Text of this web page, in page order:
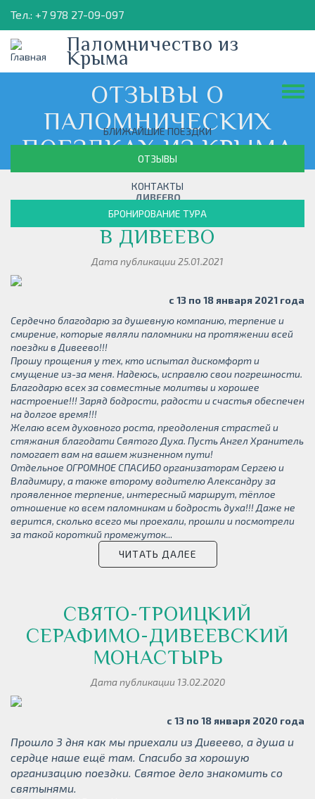
основному
содержанию
Тел.: +7 978 27-09-097
Паломничество из
Крыма
БЛИЖАЙШИЕ ПОЕЗДКИ
ОТЗЫВЫ
КОНТАКТЫ
БРОНИРОВАНИЕ ТУРА
ОТЗЫВЫ О
ПАЛОМНИЧЕСКИХ
ПОЕЗДКАХ ИЗ КРЫМА
ДИВЕЕВО
ПАЛОМНИЧЕСКАЯ ПОЕЗДКА
В ДИВЕЕВО
Дата публикации 25.01.2021
с 13 по 18 января 2021 года
Сердечно благодарю за душевную компанию, терпение и
смирение, которые являли паломники на протяжении всей
поездки в Дивеево!!!
Прошу прощения у тех, кто испытал дискомфорт и
смущение из-за меня. Надеюсь, исправлю свои погрешности.
Благодарю всех за совместные молитвы и хорошее
настроение!!! Заряд бодрости, радости и счастья обеспечен
на долгое время!!!
Желаю всем духовного роста, преодоления страстей и
стяжания благодати Святого Духа. Пусть Ангел Хранитель
помогает вам на вашем жизненном пути!
Отдельное ОГРОМНОЕ СПАСИБО организаторам Сергею и
Владимиру, а также второму водителю Александру за
проявленное терпение, интересный маршрут, тёплое
отношение ко всем паломникам и бодрость духа!!! Даже не
верится, сколько всего мы проехали, прошли и посмотрели
за такой короткий промежуток...
ЧИТАТЬ ДАЛЕЕ
СВЯТО-ТРОИЦКИЙ
СЕРАФИМО-ДИВЕЕВСКИЙ
МОНАСТЫРЬ
Дата публикации 13.02.2020
с 13 по 18 января 2020 года
Прошло 3 дня как мы приехали из Дивеево, а душа и
сердце наше ещё там. Спасибо за хорошую
организацию поездки. Святое дело знакомить со
святынями.